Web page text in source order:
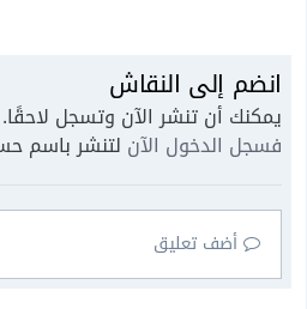
انضم إلى النقاش
يمكنك أن تنشر الآن وتسجل
فسجل الدخول الآن لتنشر باسم
أضف تعليق